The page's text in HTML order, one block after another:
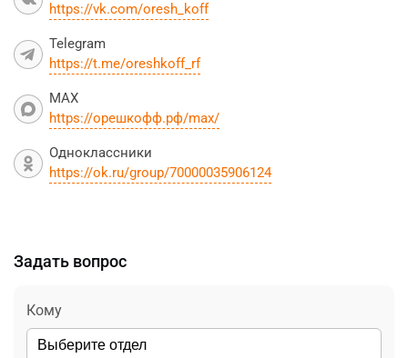
https://vk.com/oresh_koff
Telegram
https://t.me/oreshkoff_rf
MAX
https://орешкофф.рф/max/
Одноклассники
https://ok.ru/group/70000035906124
Задать вопрос
Кому